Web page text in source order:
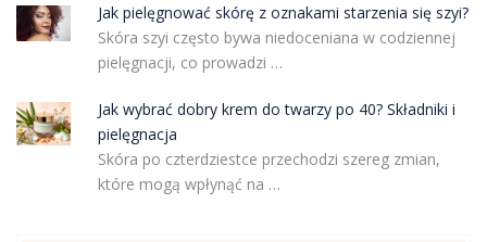
Jak pielęgnować skórę z oznakami starzenia się szyi?
Skóra szyi często bywa niedoceniana w codziennej
pielęgnacji, co prowadzi …
Jak wybrać dobry krem do twarzy po 40? Składniki i
pielęgnacja
Skóra po czterdziestce przechodzi szereg zmian,
które mogą wpłynąć na …